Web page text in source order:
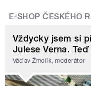
E-SHOP ČESKÉHO
Vždycky jsem si
Julese Verna.
Václav Žmolík, moderátor